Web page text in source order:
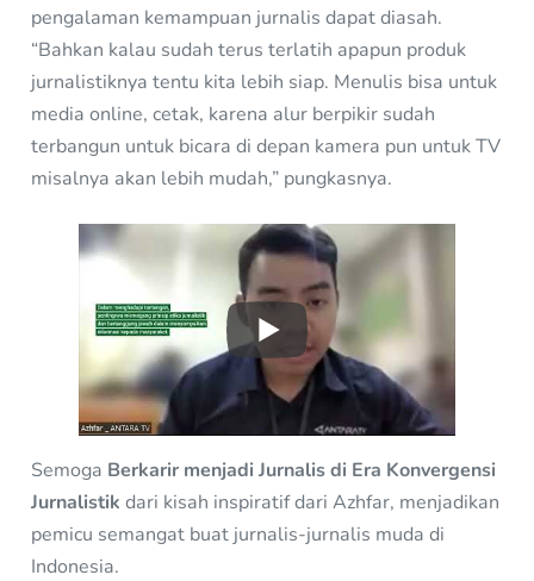
pengalaman kemampuan jurnalis dapat diasah.
“Bahkan kalau sudah terus terlatih apapun produk
jurnalistiknya tentu kita lebih siap. Menulis bisa untuk
media online, cetak, karena alur berpikir sudah
terbangun untuk bicara di depan kamera pun untuk TV
misalnya akan lebih mudah,” pungkasnya.
Semoga Berkarir menjadi Jurnalis di Era Konvergensi
Jurnalistik dari kisah inspiratif dari Azhfar, menjadikan
pemicu semangat buat jurnalis-jurnalis muda di
Indonesia.